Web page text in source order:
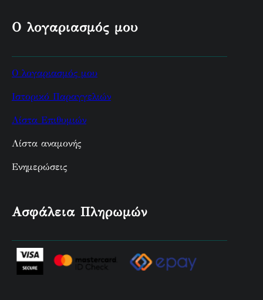
Ο λογαριασμός μου
Ο λογαριασμός μου
Ιστορικό Παραγγελιών
Λίστα Επιθυμιών
Λίστα αναμονής
Ενημερώσεις
Ασφάλεια Πληρωμών